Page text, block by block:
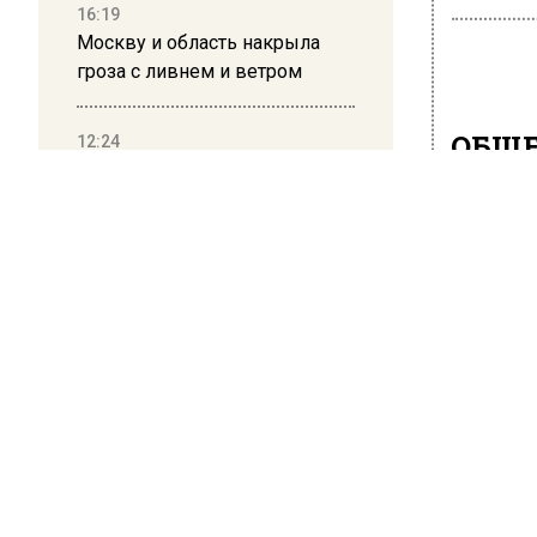
16:19
Москву и область накрыла
гроза с ливнем и ветром
12:24